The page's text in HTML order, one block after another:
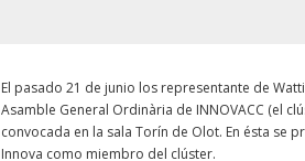
El pasado 21 de junio los representante de
Asamble General Ordinària de INNOVACC (el
convocada en la sala Torín de Olot. En ésta se
Innova como miembro del clúster.